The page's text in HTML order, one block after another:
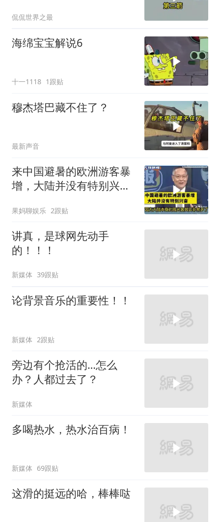
侃侃世界之最
海绵宝宝解说6
十一1118 1跟贴
穆杰塔巴藏不住了？
最新声音
来中国避暑的欧洲游客暴
增，大陆并没有特别兴
果妈聊娱乐 2跟贴
讲真，是球网先动手
的！！！
新媒体 39跟贴
论背景音乐的重要性！！
新媒体 2跟贴
旁边有个抢活的…怎么
办？人都过去了？
新媒体
多喝热水，热水治百病！
新媒体 69跟贴
这滑的挺远的哈，棒棒哒